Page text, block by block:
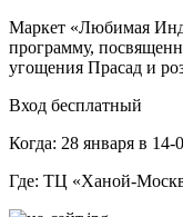
Маркет «Любимая
программу,
угощения Прасад и
Вход бесплатный
Когда: 28 января в 14-
Где: ТЦ «Ханой-